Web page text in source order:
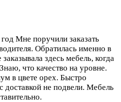
Мне поручили заказать
Обратилась именно в
здесь мебель, когда
что качество на уровне.
в цвете орех. Быстро
доставкой не подвели. Мебель